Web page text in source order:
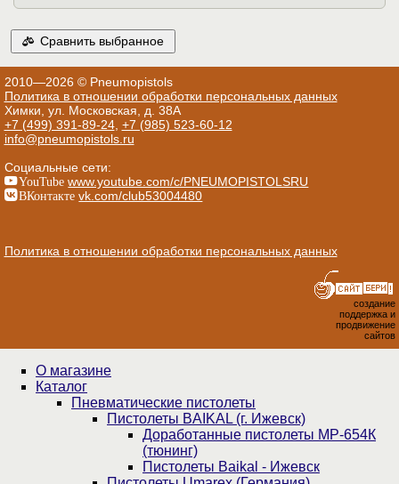
Сравнить выбранное
2010—2026 © Pneumopistols
Политика в отношении обработки персональных данных
Химки, ул. Московская, д. 38А
+7 (499) 391-89-24, +7 (985) 523-60-12
info@pneumopistols.ru
Социальные сети:
YouTube www.youtube.com/c/PNEUMOPISTOLSRU
ВКонтакте vk.com/club53004480
Политика в отношении обработки персональных данных
создание
поддержка и
продвижение
сайтов
О магазине
Каталог
Пнев­ма­ти­чес­кие пистолеты
Пистолеты BAIKAL (г. Ижевск)
Доработанные пистолеты МР-654К
(тюнинг)
Пистолеты Baikal - Ижевск